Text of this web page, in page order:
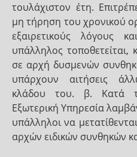
τουλάχιστον έτη.
μη τήρηση του χρονικού
εξαιρετικούς λόγους
υπάλληλος τοποθετείται,
σε αρχή δυσμενών
υπάρχουν αιτήσεις
κλάδου του. β. Κατά
Εξωτερική Υπηρεσία
υπάλληλοι να
αρχών ειδικών συνθηκών